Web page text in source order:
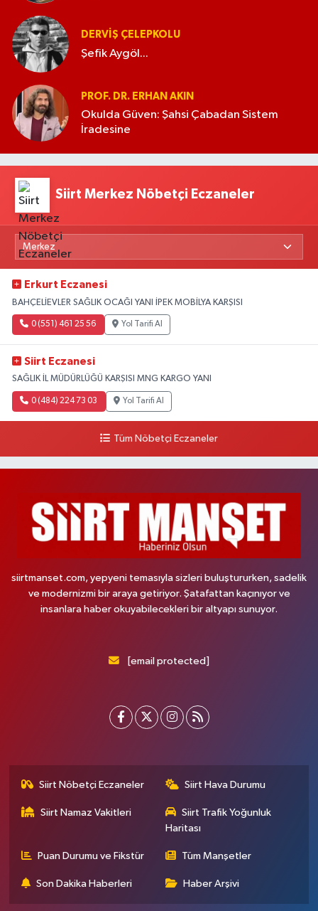
DERVIŞ ÇELEPKOLU
Şefik Aygöl...
PROF. DR. ERHAN AKIN
Okulda Güven: Şahsi Çabadan Sistem
İradesine
Siirt Merkez Nöbetçi Eczaneler
Erkurt Eczanesi
BAHÇELİEVLER SAĞLIK OCAĞI YANI İPEK MOBİLYA KARŞISI
0 (551) 461 25 56 Yol Tarifi Al
Siirt Eczanesi
SAĞLIK İL MÜDÜRLÜĞÜ KARŞISI MNG KARGO YANI
0 (484) 224 73 03 Yol Tarifi Al
Tüm Nöbetçi Eczaneler
siirtmanset.com, yepyeni temasıyla sizleri buluştururken, sadelik
ve modernizmi bir araya getiriyor. Şatafattan kaçınıyor ve
insanlara haber okuyabilecekleri bir altyapı sunuyor.
[email protected]
Siirt Nöbetçi Eczaneler Siirt Hava Durumu
Siirt Namaz Vakitleri
Siirt Trafik Yoğunluk
Haritası
Puan Durumu ve Fikstür Tüm Manşetler
Son Dakika Haberleri Haber Arşivi